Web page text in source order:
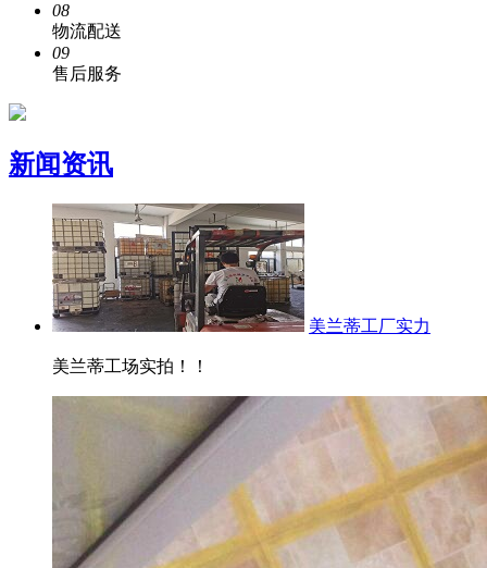
08
物流配送
09
售后服务
新闻资讯
美兰蒂工厂实力
美兰蒂工场实拍！！